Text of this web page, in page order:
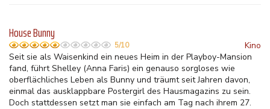
House Bunny
5/10
Kino
Seit sie als Waisenkind ein neues Heim in der Playboy-Mansion
fand, führt Shelley (Anna Faris) ein genauso sorgloses wie
oberflächliches Leben als Bunny und träumt seit Jahren davon,
einmal das ausklappbare Postergirl des Hausmagazins zu sein.
Doch stattdessen setzt man sie einfach am Tag nach ihrem 27.